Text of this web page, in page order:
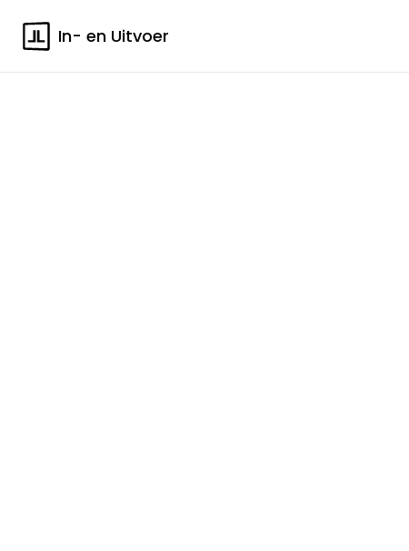
In- en Uitvoer